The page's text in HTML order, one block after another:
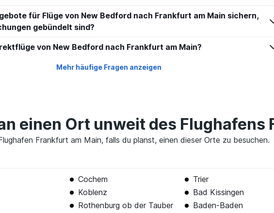
für Flüge von New Bedford nach Frankfurt am Main sichern,
gebündelt sind?
von New Bedford nach Frankfurt am Main?
Mehr häufige Fragen anzeigen
einen Ort unweit des Flughafens
Frankfurt am Main, falls du planst, einen dieser Orte zu besuchen.
Cochem Trier
Koblenz Bad Kissingen
Rothenburg ob der Tauber Baden-Baden